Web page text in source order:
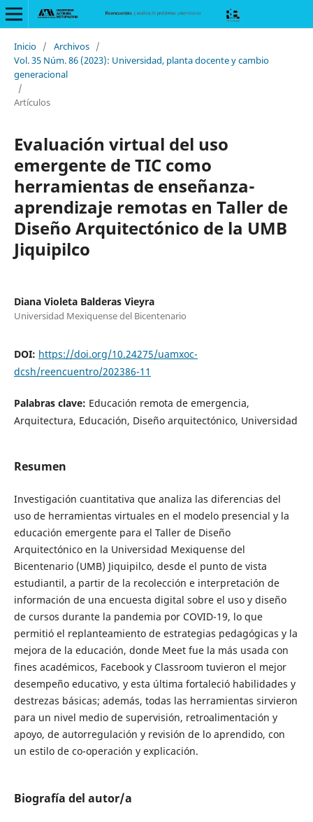
Inicio / Archivos /
Vol. 35 Núm. 86 (2023): Universidad, planta docente y cambio
generacional
/
Artículos
Evaluación virtual del uso
emergente de TIC como
herramientas de enseñanza-
aprendizaje remotas en Taller de
Diseño Arquitectónico de la UMB
Jiquipilco
Diana Violeta Balderas Vieyra
Universidad Mexiquense del Bicentenario
DOI: https://doi.org/10.24275/uamxoc-
dcsh/reencuentro/202386-11
Palabras clave: Educación remota de emergencia,
Arquitectura, Educación, Diseño arquitectónico, Universidad
Resumen
Investigación cuantitativa que analiza las diferencias del
uso de herramientas virtuales en el modelo presencial y la
educación emergente para el Taller de Diseño
Arquitectónico en la Universidad Mexiquense del
Bicentenario (UMB) Jiquipilco, desde el punto de vista
estudiantil, a partir de la recolección e interpretación de
información de una encuesta digital sobre el uso y diseño
de cursos durante la pandemia por COVID-19, lo que
permitió el replanteamiento de estrategias pedagógicas y la
mejora de la educación, donde Meet fue la más usada con
fines académicos, Facebook y Classroom tuvieron el mejor
desempeño educativo, y esta última fortaleció habilidades y
destrezas básicas; además, todas las herramientas sirvieron
para un nivel medio de supervisión, retroalimentación y
apoyo, de autorregulación y revisión de lo aprendido, con
un estilo de co-operación y explicación.
Biografía del autor/a